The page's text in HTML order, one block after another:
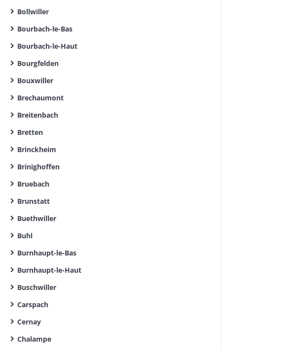
Bollwiller
Bourbach-le-Bas
Bourbach-le-Haut
Bourgfelden
Bouxwiller
Brechaumont
Breitenbach
Bretten
Brinckheim
Brinighoffen
Bruebach
Brunstatt
Buethwiller
Buhl
Burnhaupt-le-Bas
Burnhaupt-le-Haut
Buschwiller
Carspach
Cernay
Chalampe